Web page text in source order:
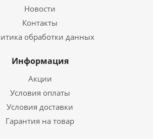
Новости
Контакты
обработки данных
Информация
Акции
Условия оплаты
Условия доставки
Гарантия на товар